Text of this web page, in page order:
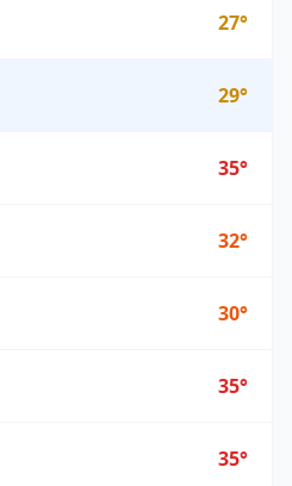
27°
29°
35°
32°
30°
35°
35°